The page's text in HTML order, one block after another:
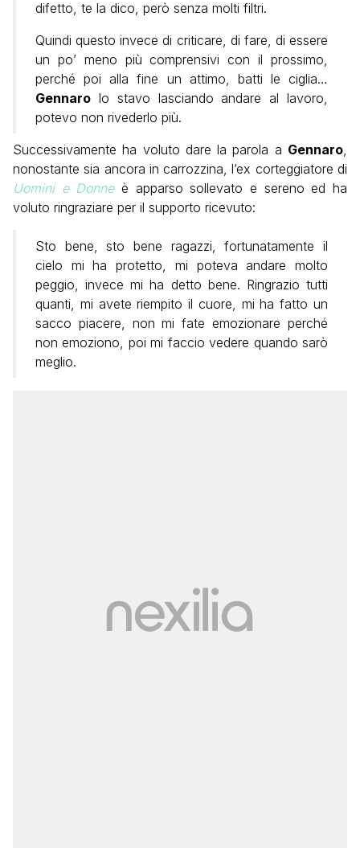
difetto, te la dico, però senza molti filtri.
Quindi questo invece di criticare, di fare, di essere
un po’ meno più comprensivi con il prossimo,
perché poi alla fine un attimo, batti le ciglia…
Gennaro lo stavo lasciando andare al lavoro,
potevo non rivederlo più.
Successivamente ha voluto dare la parola a Gennaro
nonostante sia ancora in carrozzina, l’ex corteggiatore di
Uomini e Donneè apparso sollevato e sereno ed ha
voluto ringraziare per il supporto ricevuto:
Sto bene, sto bene ragazzi, fortunatamente il
cielo mi ha protetto, mi poteva andare molto
peggio, invece mi ha detto bene. Ringrazio tutti
quanti, mi avete riempito il cuore, mi ha fatto un
sacco piacere, non mi fate emozionare perché
non emoziono, poi mi faccio vedere quando sarò
meglio.